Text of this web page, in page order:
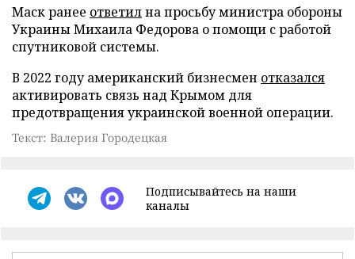
Маск ранее ответилна просьбу министра обороны
Украины Михаила Федорова о помощи с работой
спутниковой системы.
В 2022 году американский бизнесмен отказался
активировать связь над Крымом для
предотвращения украинской военной операции.
Текст: Валерия Городецкая
Подписывайтесь на наши
каналы